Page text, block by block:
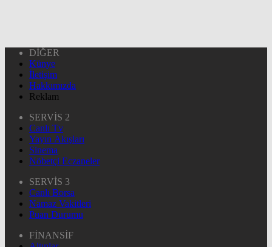
DİĞER
Künye
İletişim
Hakkımızda
Reklam
SERVİS 2
Canlı Tv
Yayın Akışları
Sinema
Nöbetçi Eczaneler
SERVİS 3
Canlı Borsa
Namaz Vakitleri
Puan Durumu
FİNANSİF